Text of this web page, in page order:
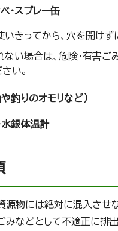
・スプレー缶
いきってから、穴を開けず
い場合は、危険・有害ご
い。
釣りのオモリなど）
水銀体温計
源物には絶対に混入させ
みなどとして不適正に排